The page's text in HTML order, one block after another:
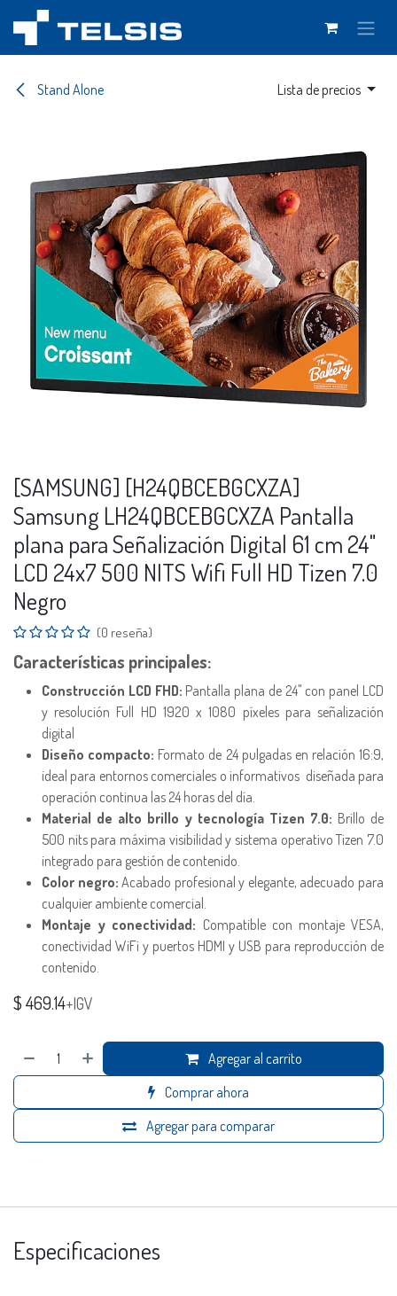
Ir al contenido
Stand Alone Lista de precios
[SAMSUNG] [H24QBCEBGCXZA]
Samsung LH24QBCEBGCXZA Pantalla
plana para Señalización Digital 61 cm 24"
LCD 24x7 500 NITS Wifi Full HD Tizen 7.0
Negro
(0 reseña)
Características principales:
Construcción LCD FHD: Pantalla plana de 24" con panel LCD
y resolución Full HD 1920 x 1080 píxeles para señalización
digital
Diseño compacto: Formato de 24 pulgadas en relación 16:9,
ideal para entornos comerciales o informativos diseñada para
operación continua las 24 horas del día.
Material de alto brillo y tecnología Tizen 7.0: Brillo de
500 nits para máxima visibilidad y sistema operativo Tizen 7.0
integrado para gestión de contenido.
Color negro: Acabado profesional y elegante, adecuado para
cualquier ambiente comercial.
Montaje y conectividad: Compatible con montaje VESA,
conectividad WiFi y puertos HDMI y USB para reproducción de
contenido.
$469.14+IGV
Agregar al carrito
Comprar ahora
Agregar para comparar
Especificaciones